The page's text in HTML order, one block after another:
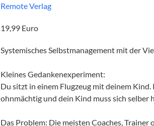
Remote Verlag
19,99 Euro
Systemisches Selbstmanagement mit der
Kleines Gedankenexperiment:
Du sitzt in einem Flugzeug mit deinem
ohnmächtig und dein Kind muss sich selber
Das Problem: Die meisten Coaches,